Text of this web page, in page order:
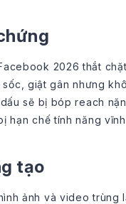
2026 thắt
giật gân nhưng
sẽ bị bóp reach
hạn chế tính năng
tạo
ảnh và video trùng